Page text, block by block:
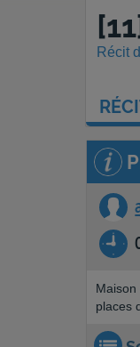
Récit
places